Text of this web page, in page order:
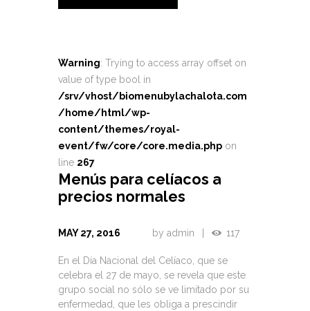
Warning: Trying to access array offset on
value of type bool in
/srv/vhost/biomenubylachalota.com
/home/html/wp-
content/themes/royal-
event/fw/core/core.media.php on
line 267
Menús para celíacos a
precios normales
MAY 27, 2016 by admin 117
En el Día Nacional del Celíaco, que se
celebra el 27 de mayo, se revela que este
grupo social no sólo se ve limitado por su
enfermedad, que les obliga a prescindir